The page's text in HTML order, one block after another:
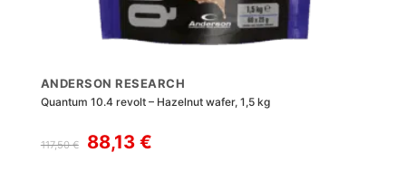
ANDERSON RESEARCH
Quantum 10.4 revolt – Hazelnut wafer, 1,5 kg
117,50€
Il
prezzo
88,13 €Il